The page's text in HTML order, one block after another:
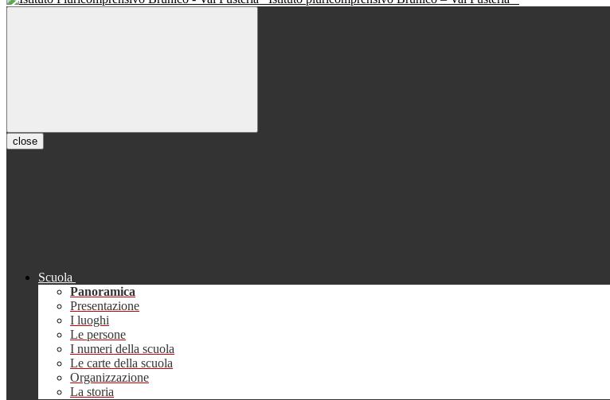
close
Scuola
Panoramica
Presentazione
I luoghi
Le persone
I numeri della scuola
Le carte della scuola
Organizzazione
La storia